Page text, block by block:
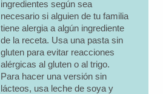
ingredientes según sea
necesario si alguien de tu familia
tiene alergia a algún ingrediente
de la receta. Usa una pasta sin
gluten para evitar reacciones
alérgicas al gluten o al trigo.
Para hacer una versión sin
lácteos, usa leche de soya y